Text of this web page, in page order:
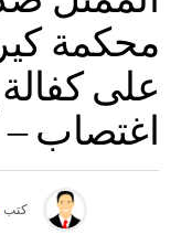
محكمة
على
اغتصاب –
كتب